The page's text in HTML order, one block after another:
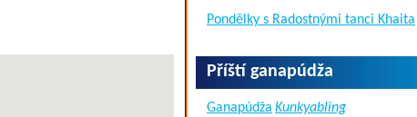
Pondělky s Radostnými tanci Khaita
Příští ganapúdža
Ganapúdža Kunkyabling